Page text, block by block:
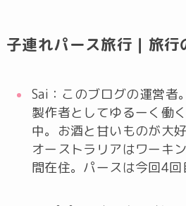
子連れパース旅行｜旅行
Sai：このブログの運営者
製作者としてゆるーく働
中。お酒と甘いものが大
オーストラリアはワーキ
間在住。パースは今回4回